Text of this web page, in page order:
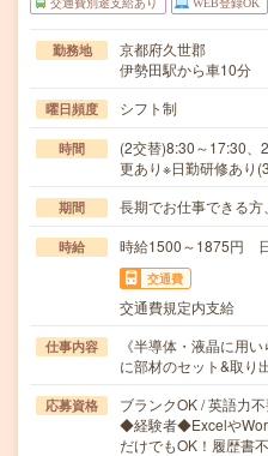
交通費別途支給あり WEB登録OK
勤務地
京都府久世郡
伊勢田駅から車10分
曜日頻度 シフト制
時間
(2交替)8:30～17:30
更あり※日勤研修あり
期間 長期でお仕事できる方
時給 時給1500～1875円
交通費
交通費規定内支給
仕事内容
《半導体・液晶に用
に部材のセット&取り
応募資格
ブランクOK / 英語力
◆経験者◆Excelや
だけでもOK！履歴書